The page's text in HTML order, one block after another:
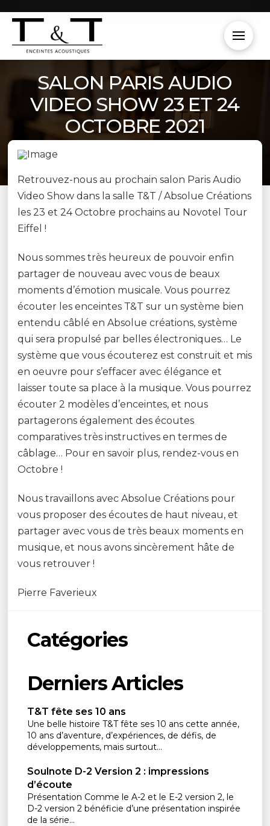
SALON PARIS AUDIO
VIDEO SHOW 23 ET 24
OCTOBRE 2021
Retrouvez-nous au prochain salon Paris Audio
Video Show dans la salle T&T / Absolue Créations
les 23 et 24 Octobre prochains au Novotel Tour
Eiffel !
Nous sommes très heureux de pouvoir enfin
partager de nouveau avec vous de beaux
moments d’émotion musicale. Vous pourrez
écouter les enceintes T&T sur un système bien
entendu câblé en Absolue créations, système
qui sera propulsé par belles électroniques… Le
système que vous écouterez est construit et mis
en oeuvre pour s’effacer avec élégance et
laisser toute sa place à la musique. Vous pourrez
écouter 2 modèles d’enceintes, et nous
partagerons également des écoutes
comparatives très instructives en termes de
câblage… Pour en savoir plus, rendez-vous en
Octobre !
Nous travaillons avec Absolue Créations pour
vous proposer des écoutes de haut niveau, et
partager avec vous de très beaux moments en
musique, et nous avons sincèrement hâte de
vous retrouver !
Pierre Faverieux
Catégories
Derniers Articles
T&T fête ses 10 ans
Une belle histoire T&T fête ses 10 ans cette année,
10 ans d’aventure, d’expériences, de défis, de
développements, mais surtout...
Soulnote D-2 Version 2 : impressions
d’écoute
Présentation Comme le A-2 et le E-2 version 2, le
D-2 version 2 bénéficie d’une présentation inspirée
de la série...